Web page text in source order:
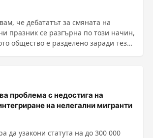
че дебататът за смяната на
празник се разгърна по този начин,
общество е разделено заради тези
проблема с недостига на
на нелегални мигранти
да узакони статута на до 300 000